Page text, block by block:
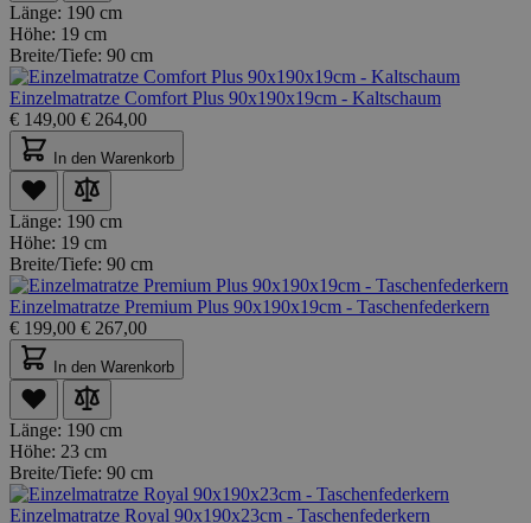
Länge: 190 cm
Höhe: 19 cm
Breite/Tiefe: 90 cm
Einzelmatratze Comfort Plus 90x190x19cm - Kaltschaum
€ 149,00 € 264,00
In den Warenkorb
Länge: 190 cm
Höhe: 19 cm
Breite/Tiefe: 90 cm
Einzelmatratze Premium Plus 90x190x19cm - Taschenfederkern
€ 199,00 € 267,00
In den Warenkorb
Länge: 190 cm
Höhe: 23 cm
Breite/Tiefe: 90 cm
Einzelmatratze Royal 90x190x23cm - Taschenfederkern